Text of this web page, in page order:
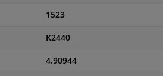
1523
K2440
4.90944